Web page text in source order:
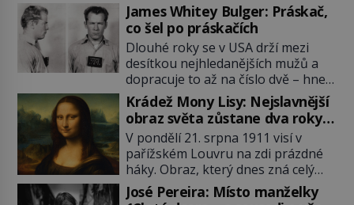
James Whitey Bulger: Práskač,
co šel po práskačích
Dlouhé roky se v USA drží mezi
desítkou nejhledanějších mužů a
dopracuje to až na číslo dvě – hned
po Usámovi bin Ládinovi (1957–
2011). To je James „Whitey“ Bulger
(1929–2018) viněný ze spoluúčasti
na 19 vraždách, vydírání a lichvy. A
samozřejmě, krom toho je ještě
drogový dealer, který neváhá
odstranit z cesty všechny práskače,
Krádež Mony Lisy: Nejslavnější
obraz světa zůstane dva roky
nezvěstný
V pondělí 21. srpna 1911 visí v
pařížském Louvru na zdi prázdné
háky. Obraz, který dnes zná celý
svět, je pryč. Zpočátku si nikdo
nemyslí, že jde o krádež.
José Pereira: Místo manželky